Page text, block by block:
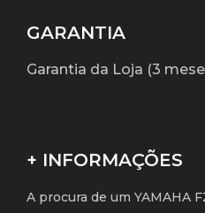
GARANTIA
Garantia da Loja (3
+ INFORMAÇÕES
A procura de um YAMAHA